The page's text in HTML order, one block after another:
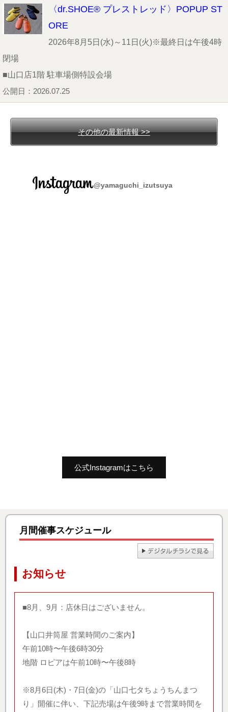
〈dr.SHOE® プレストレッド〉POPUP ST
ORE
2026年8月5日(水)～11日(火)※最終日は午後4時
閉場
■山口店1階 駐車場側特設会場
公開日：2026.07.25
その他の最新情報 >>
@yamaguchi_izutsuya
公式Instagramはこちら
月間催事スケジュール
お知らせ
■8月、9月：店休日はございません。
【山口井筒屋 営業時間のご案内】
午前10時〜午後6時30分
地階 ロピアは午前10時〜午後8時
※8月6日(木)・7日(金)の「山口七タちょうちんまつ
り」開催に伴い、下記売場は午後9時まで営業時間を